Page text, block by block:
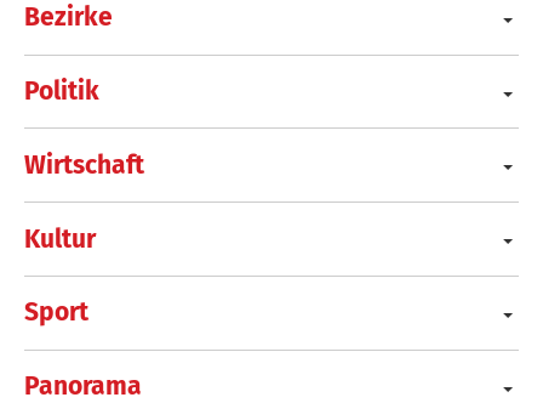
Bezirke
Politik
Wirtschaft
Kultur
Sport
Panorama